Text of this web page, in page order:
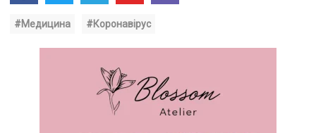
#Медицина #Коронавірус